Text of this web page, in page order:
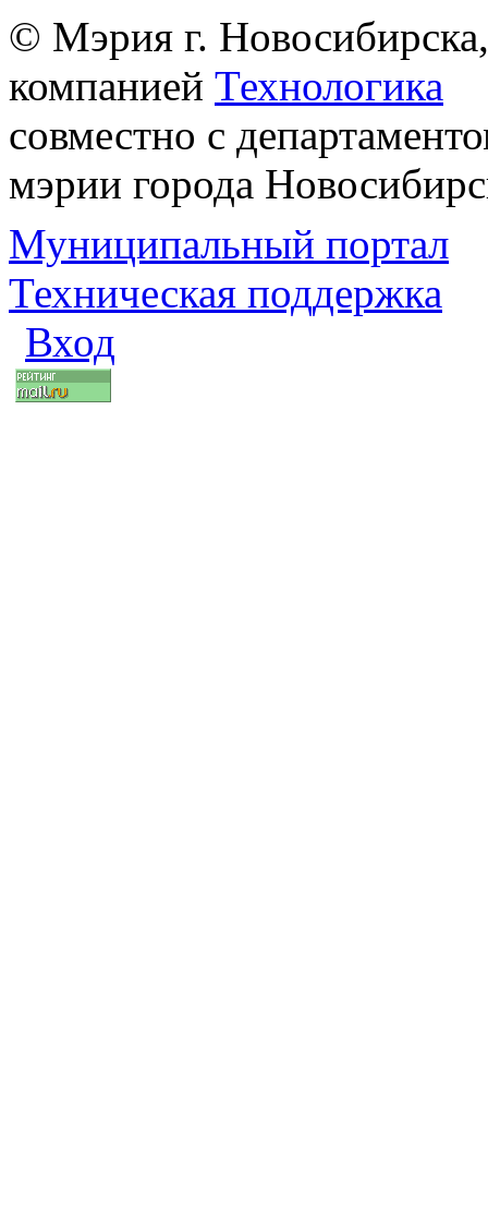
© Мэрия г.
компанией Технологика
совместно с
мэрии города
Муниципальный портал
Техническая поддержка
Вход